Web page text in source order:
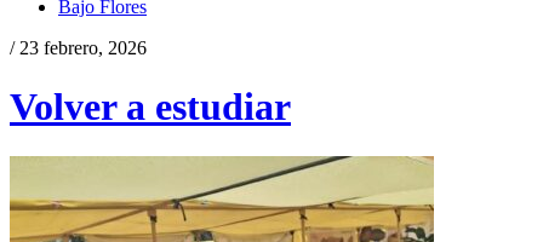
Bajo Flores
/ 23 febrero, 2026
Volver a estudiar